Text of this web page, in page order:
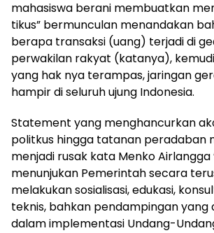
mahasiswa berani membuatkan
tikus” bermunculan menandakan
berapa transaksi (uang) terjadi di
perwakilan rakyat (katanya),
yang hak nya terampas, jaringan
hampir di seluruh ujung Indonesia.
Statement yang menghancurkan
politkus hingga tatanan peradaban
menjadi rusak kata Menko Airlangga
menunjukan Pemerintah secara
melakukan sosialisasi, edukasi,
teknis, bahkan pendampingan yang
dalam implementasi Undang-